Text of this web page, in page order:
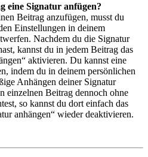
eine Signatur anfügen?
Beitrag anzufügen, musst du
Einstellungen in deinem
Nachdem du die Signatur
kannst du in jedem Beitrag das
aktivieren. Du kannst eine
indem du in deinem persönlichen
Anhängen deiner Signatur
einzelnen Beitrag dennoch ohne
so kannst du dort einfach das
anhängen“ wieder deaktivieren.